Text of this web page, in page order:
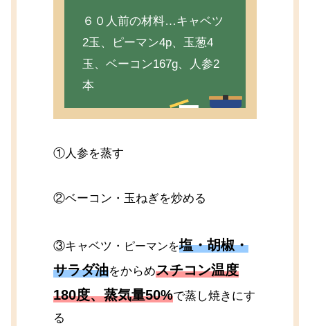
６０人前の材料…キャベツ
2玉、ピーマン4p、玉葱4
玉、ベーコン167g、人参2
本
①人参を蒸す
②ベーコン・玉ねぎを炒める
③キャベツ・ ピーマンを塩・胡椒・
サラダ油をからめスチコン温度
180度、蒸気量50%で蒸し焼きにす
る